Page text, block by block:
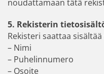
noudattamaan tätä
5. Rekisterin
Rekisteri saattaa
– Nimi
– Puhelinnumero
– Osoite